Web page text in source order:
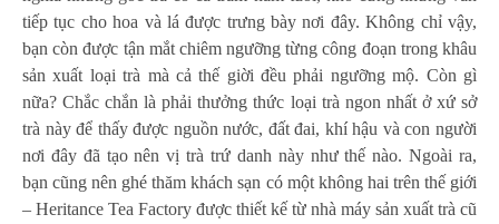
tiếp tục cho hoa và lá được trưng bày nơi đây. Không chỉ vậy,
bạn còn được tận mắt chiêm ngưỡng từng công đoạn trong khâu
sản xuất loại trà mà cả thế giời đều phải ngưỡng mộ. Còn gì
nữa? Chắc chắn là phải thưởng thức loại trà ngon nhất ở xứ sở
trà này để thấy được nguồn nước, đất đai, khí hậu và con người
nơi đây đã tạo nên vị trà trứ danh này như thế nào. Ngoài ra,
bạn cũng nên ghé thăm khách sạn có một không hai trên thế giới
– Heritance Tea Factory được thiết kế từ nhà máy sản xuất trà cũ